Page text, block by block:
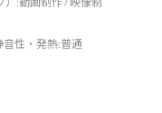
音性・発熱:普通